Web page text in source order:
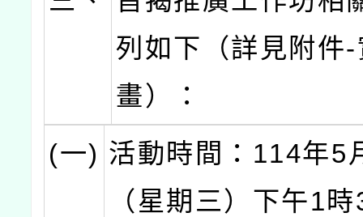
列如下（詳見附件
畫）：
(一) 活動時間：114年5
（星期三）下午1